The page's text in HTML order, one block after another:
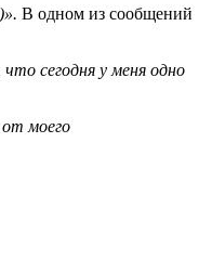
В одном из сообщений
сегодня у меня одно
моего